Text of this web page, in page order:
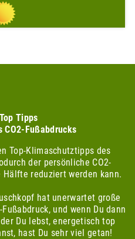
Tipps
CO2-Fußabdrucks
Top-Klimaschutztipps des
der persönliche CO2-
reduziert werden kann.
hat unerwartet große
und wenn Du dann
Du lebst, energetisch top
hast Du sehr viel getan!